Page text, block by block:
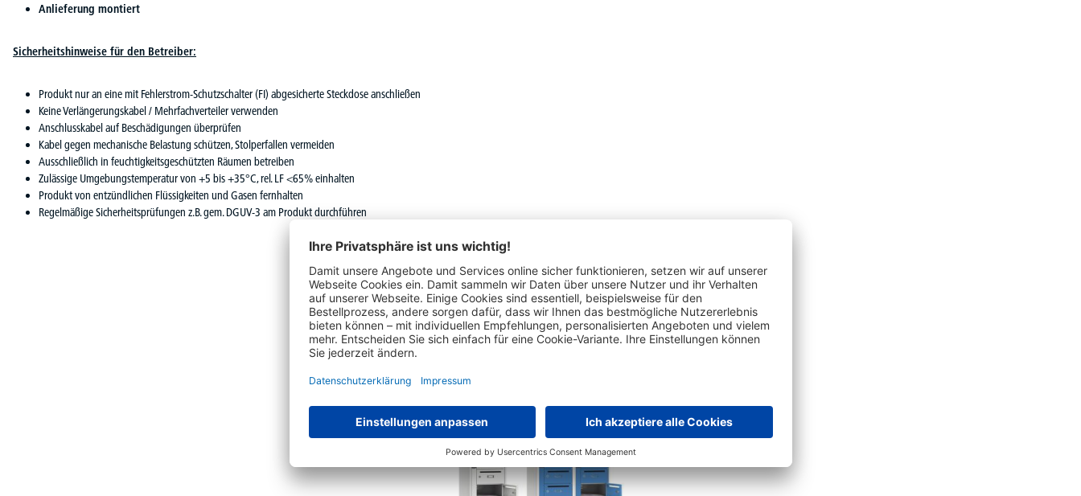
Anlieferung montiert
Sicherheitshinweise für den Betreiber:
Produkt nur an eine mit Fehlerstrom-Schutzschalter (FI) abgesicherte Steckdose anschließen
Keine Verlängerungskabel / Mehrfachverteiler verwenden
Anschlusskabel auf Beschädigungen überprüfen
Kabel gegen mechanische Belastung schützen, Stolperfallen vermeiden
Ausschließlich in feuchtigkeitsgeschützten Räumen betreiben
Zulässige Umgebungstemperatur von +5 bis +35°C, rel. LF <65% einhalten
Produkt von entzündlichen Flüssigkeiten und Gasen fernhalten
Regelmäßige Sicherheitsprüfungen z.B. gem. DGUV-3 am Produkt durchführen
Schon gesehen?